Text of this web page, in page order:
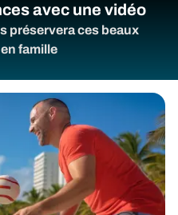
avec une vidéo
préservera ces beaux
famille